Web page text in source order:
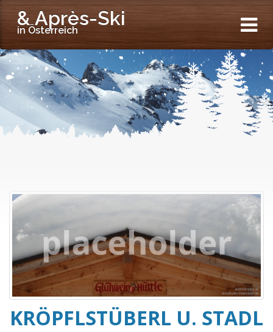
& Après-Ski
in Österreich
KRÖPFLSTÜBERL U. STADL